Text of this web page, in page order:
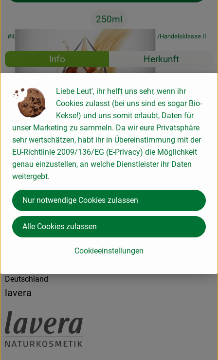
250ml
#4951 23,96 €/ Liter Handelsklasse II
Rezepte
Info Herkunft
Entdecke passende RezepteEs wurden
Info
Pflegt strapaziertes und geschädigtes Haar intensiv
Produktinformationen
Produktdatenblatt
Herkunft
Hersteller: lavera
Deutschland
lavera
Liebe Leut', ihr helft uns sehr, wenn ihr
Cookies zulasst (bei uns sind es sogar Bio-
Kekse!) und uns somit erlaubt, Daten für
unser Marketing zu sammeln. Da wir eure Privatsphäre
sehr wertschätzen, habt ihr in Übereinstimmung mit der
EU-Richtlinie 2009/136/EG (E-Privacy) die Möglichkeit
genau einzustellen, an welche Dienstleister ihr Daten
weitergebt.
Cookieeinstellungen
Nur notwendige Cookies zulassen
Alle Cookies zulassen